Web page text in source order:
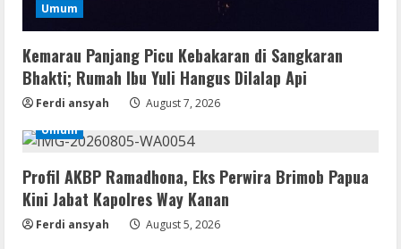
Umum
Kemarau Panjang Picu Kebakaran di Sangkaran
Bhakti; Rumah Ibu Yuli Hangus Dilalap Api
Ferdi ansyah
August 7, 2026
Umum
Profil AKBP Ramadhona, Eks Perwira Brimob Papua
Kini Jabat Kapolres Way Kanan
Ferdi ansyah August 5, 2026
3
Serialers
jv16 PowerTools Free[Activated]
[Latest] [x86-x64] Reddit
August 7, 2026
4
Office 365 Mondo Pre-Activated
August 7, 2026